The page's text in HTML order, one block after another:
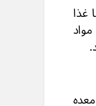
غذا